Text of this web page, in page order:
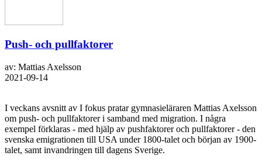
Push- och pullfaktorer
av: Mattias Axelsson
2021-09-14
I veckans avsnitt av I fokus pratar gymnasieläraren Mattias Axelsson
om push- och pullfaktorer i samband med migration. I några
exempel förklaras - med hjälp av pushfaktorer och pullfaktorer - den
svenska emigrationen till USA under 1800-talet och början av 1900-
talet, samt invandringen till dagens Sverige.